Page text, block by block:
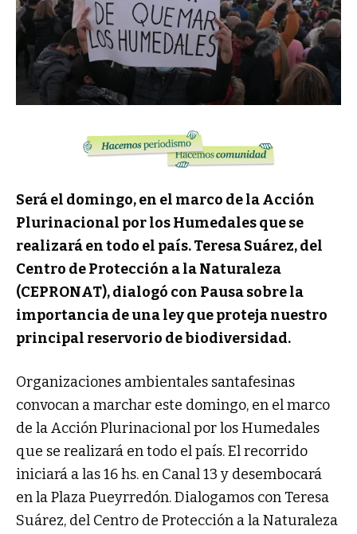
Será el domingo, en el marco de la Acción
Plurinacional por los Humedales que se
realizará en todo el país. Teresa Suárez, del
Centro de Protección a la Naturaleza
(CEPRONAT), dialogó con Pausa sobre la
importancia de una ley que proteja nuestro
principal reservorio de biodiversidad.
Organizaciones ambientales santafesinas
convocan a marchar este domingo, en el marco
de la Acción Plurinacional por los Humedales
que se realizará en todo el país. El recorrido
iniciará a las 16 hs. en Canal 13 y desembocará
en la Plaza Pueyrredón. Dialogamos con Teresa
Suárez, del Centro de Protección a la Naturaleza